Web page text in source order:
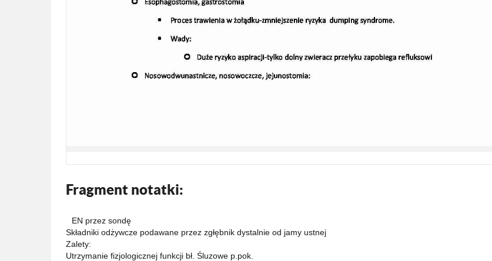
Fragment notatki:
EN przez sondę
Składniki odżywcze podawane przez zgłębnik dystalnie od jamy ustnej
Zalety:
Utrzymanie fizjologicznej funkcji bł. Śluzowe p.pok.